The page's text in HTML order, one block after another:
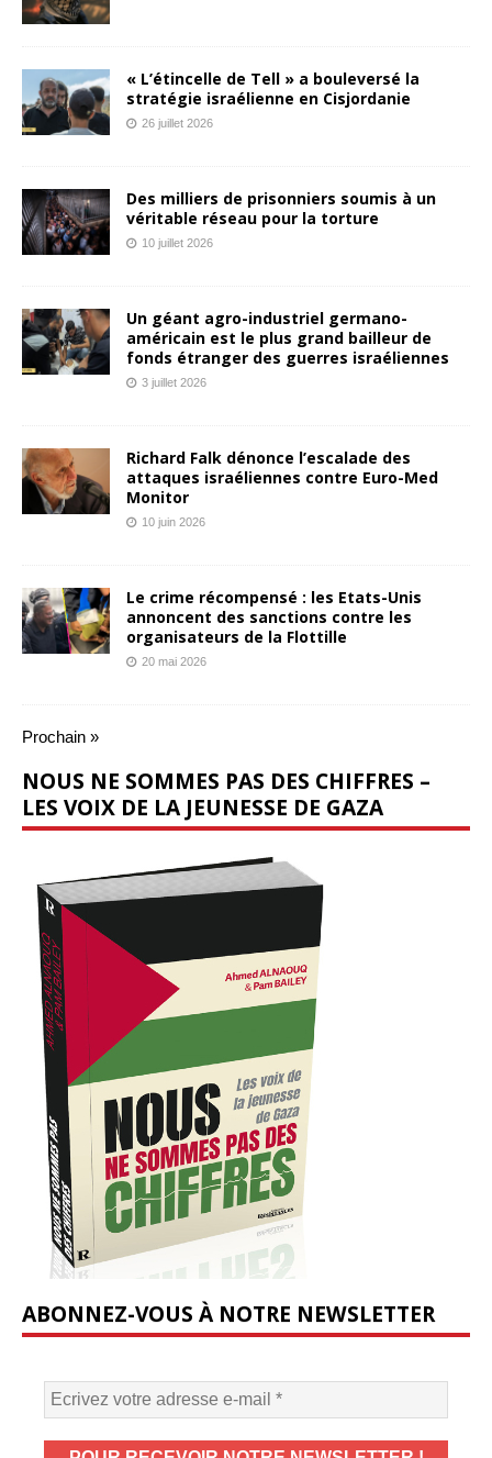
« L’étincelle de Tell » a bouleversé la
stratégie israélienne en Cisjordanie
26 juillet 2026
Des milliers de prisonniers soumis à un
véritable réseau pour la torture
10 juillet 2026
Un géant agro-industriel germano-
américain est le plus grand bailleur de
fonds étranger des guerres israéliennes
3 juillet 2026
Richard Falk dénonce l’escalade des
attaques israéliennes contre Euro-Med
Monitor
10 juin 2026
Le crime récompensé : les Etats-Unis
annoncent des sanctions contre les
organisateurs de la Flottille
20 mai 2026
Prochain »
NOUS NE SOMMES PAS DES CHIFFRES –
LES VOIX DE LA JEUNESSE DE GAZA
ABONNEZ-VOUS À NOTRE NEWSLETTER